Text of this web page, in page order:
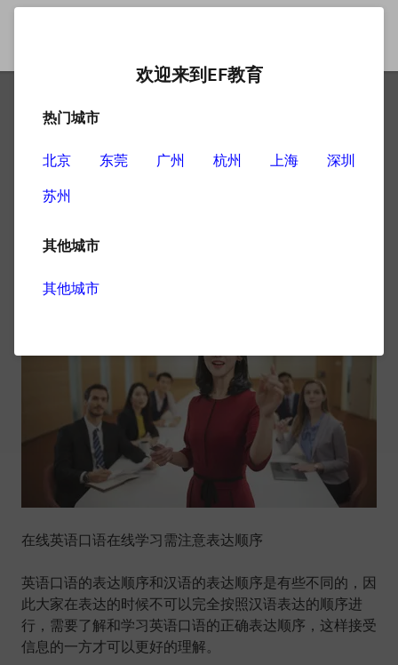
在线英语口语在线学习注意
事项介绍
意通过这种方式学习，不过还是有些事项需要注意的。
在线英语口语在线学习需注意表达顺序
英语口语的表达顺序和汉语的表达顺序是有些不同的，因
此大家在表达的时候不可以完全按照汉语表达的顺序进
行，需要了解和学习英语口语的正确表达顺序，这样接受
信息的一方才可以更好的理解。
欢迎来到EF教育
热门城市
北京 东莞 广州 杭州 上海
深圳
苏州
其他城市
其他城市